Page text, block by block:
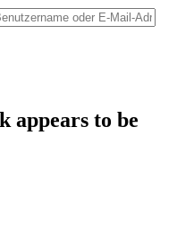
appears to be